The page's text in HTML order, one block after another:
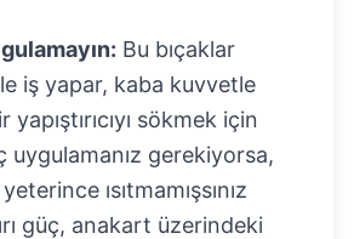
Bu bıçaklar
iş yapar, kaba kuvvetle
sökmek için
uygulamanız gerekiyorsa,
ısıtmamışsınız
güç, anakart üzerindeki